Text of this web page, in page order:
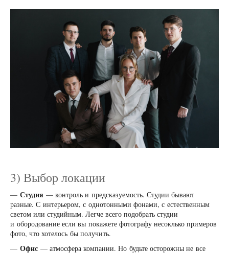
3) Выбор локации
— Студия — контроль и предсказуемость. Студии бывают
разные. С интерьером, с однотонными фонами, с естественным
светом или студийным. Легче всего подобрать студии
и обородование если вы покажете фотографу несоклько примеров
фото, что хотелось бы получить.
— Офис — атмосфера компании. Но будьте осторожны не все